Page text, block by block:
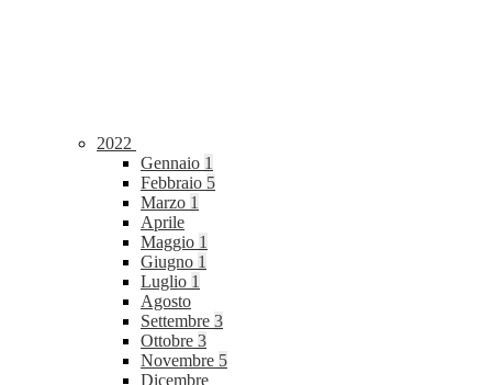
2022
Gennaio 1
Febbraio 5
Marzo 1
Aprile
Maggio 1
Giugno 1
Luglio 1
Agosto
Settembre 3
Ottobre 3
Novembre 5
Dicembre